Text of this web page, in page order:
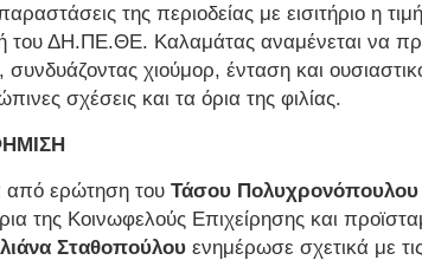
της περιοδείας με εισιτήριο η
ΔΗ.ΠΕ.ΘΕ. Καλαμάτας αναμένεται να
χιούμορ, ένταση και
σχέσεις και τα όρια της φιλίας.
από ερώτηση του Τάσου Πολυχρονόπουλου
της Κοινωφελούς Επιχείρησης και
Σταθοπούλου ενημέρωσε σχετικά με